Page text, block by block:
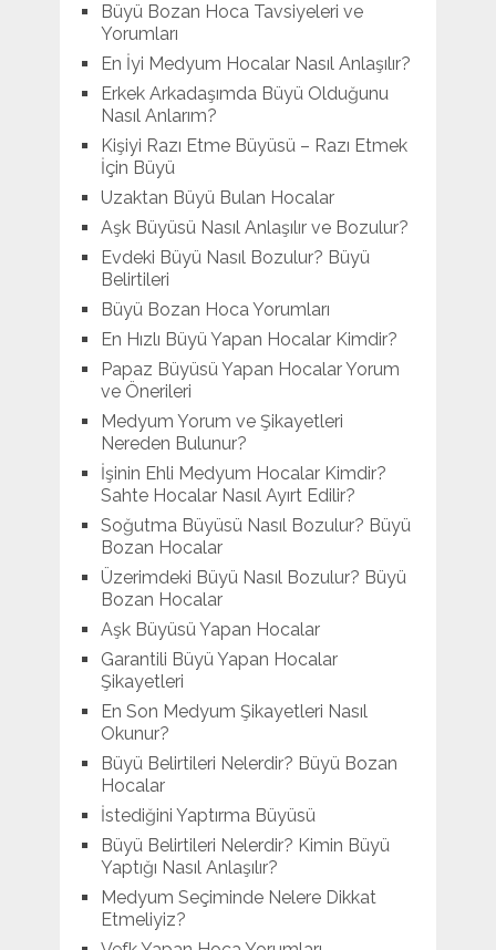
Büyü Bozan Hoca Tavsiyeleri ve
Yorumları
En İyi Medyum Hocalar Nasıl Anlaşılır?
Erkek Arkadaşımda Büyü Olduğunu
Nasıl Anlarım?
Kişiyi Razı Etme Büyüsü – Razı Etmek
İçin Büyü
Uzaktan Büyü Bulan Hocalar
Aşk Büyüsü Nasıl Anlaşılır ve Bozulur?
Evdeki Büyü Nasıl Bozulur? Büyü
Belirtileri
Büyü Bozan Hoca Yorumları
En Hızlı Büyü Yapan Hocalar Kimdir?
Papaz Büyüsü Yapan Hocalar Yorum
ve Önerileri
Medyum Yorum ve Şikayetleri
Nereden Bulunur?
İşinin Ehli Medyum Hocalar Kimdir?
Sahte Hocalar Nasıl Ayırt Edilir?
Soğutma Büyüsü Nasıl Bozulur? Büyü
Bozan Hocalar
Üzerimdeki Büyü Nasıl Bozulur? Büyü
Bozan Hocalar
Aşk Büyüsü Yapan Hocalar
Garantili Büyü Yapan Hocalar
Şikayetleri
En Son Medyum Şikayetleri Nasıl
Okunur?
Büyü Belirtileri Nelerdir? Büyü Bozan
Hocalar
İstediğini Yaptırma Büyüsü
Büyü Belirtileri Nelerdir? Kimin Büyü
Yaptığı Nasıl Anlaşılır?
Medyum Seçiminde Nelere Dikkat
Etmeliyiz?